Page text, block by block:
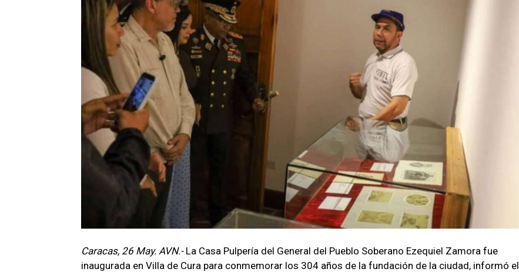
Caracas, 26 May. AVN.-La Casa Pulpería del General del Pueblo Soberano Ezequiel Zamora fue
inaugurada en Villa de Cura para conmemorar los 304 años de la fundación de la ciudad, informó el